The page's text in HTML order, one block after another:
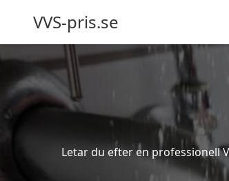
VVS-pris.se
Letar du efter en professionell